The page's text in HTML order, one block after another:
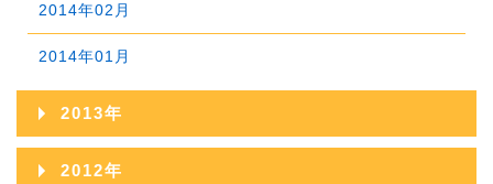
2014年02月
2014年01月
2013年
2013年12月
2012年